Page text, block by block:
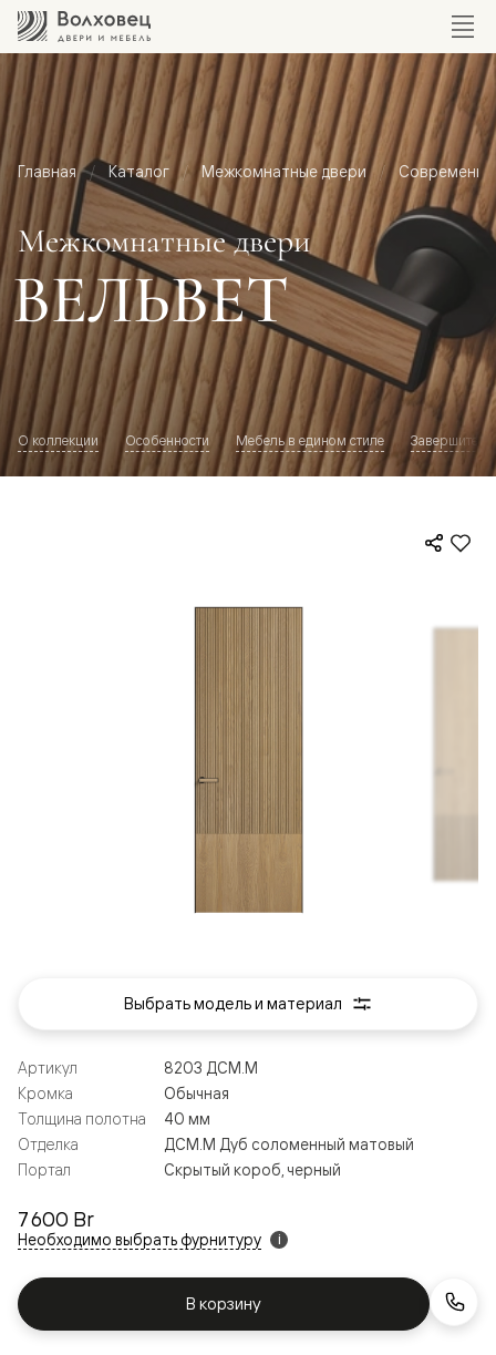
Главная Каталог Межкомнатные двери
Межкомнатные двери
ВЕЛЬВЕТ
О коллекции Особенности Мебель в едином стиле Завершите
7 600 Br
Необходимо выбрать фурнитуру i
В корзину
Артикул
8203 ДСМ.М
Кромка
Обычная
Толщина полотна
40 мм
Отделка
ДСМ.М Дуб соломенный матовый
Портал
Скрытый короб, черный
Выбрать модель и материал